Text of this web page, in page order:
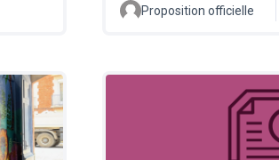
Proposition officielle